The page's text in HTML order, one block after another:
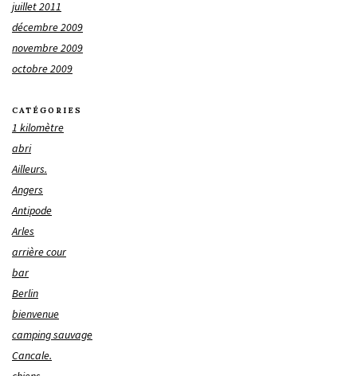
juillet 2011
décembre 2009
novembre 2009
octobre 2009
CATÉGORIES
1 kilomètre
abri
Ailleurs.
Angers
Antipode
Arles
arrière cour
bar
Berlin
bienvenue
camping sauvage
Cancale.